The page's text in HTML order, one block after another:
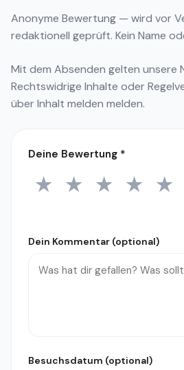
Anonyme Bewertung — wird vor
redaktionell geprüft. Kein Name
Mit dem Absenden gelten unsere
Rechtswidrige Inhalte oder
überInhalt melden melden.
Deine Bewertung *
1 Stern
★ 2 Sterne
★ 3 Sterne
★ 4
★ 5
★
Dein Kommentar (optional)
Besuchsdatum (optional)